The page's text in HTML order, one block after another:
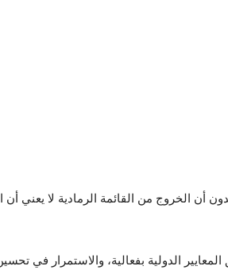
أن الخروج من القائمة الرمادية لا يعني
الدولية بفعالية، والاستمرار في